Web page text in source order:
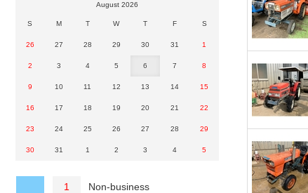
August 2026
S M T W T F S
26 27 28 29 30 31 1
2 3 4 5 6 7 8
9 10 11 12 13 14 15
16 17 18 19 20 21 22
23 24 25 26 27 28 29
30 31 1 2 3 4 5
1 Non-business